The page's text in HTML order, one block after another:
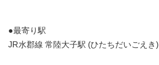
●最寄り駅
JR水郡線 常陸大子駅 (ひたちだいごえき)